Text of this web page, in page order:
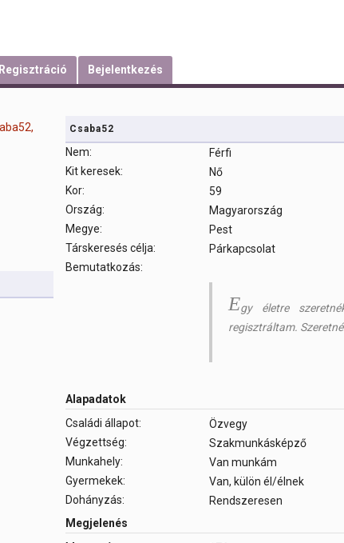
Regisztráció Bejelentkezés
Csaba52
Nem:
Férfi
Kit keresek:
Nő
Kor:
59
Ország:
Magyarország
Megye:
Pest
Társkeresés célja:
Párkapcsolat
Bemutatkozás:
Egy életre
regisztráltam.
Alapadatok
Családi állapot:
Özvegy
Végzettség:
Szakmunkásképző
Munkahely:
Van munkám
Gyermekek:
Van, külön él/élnek
Dohányzás:
Rendszeresen
Megjelenés